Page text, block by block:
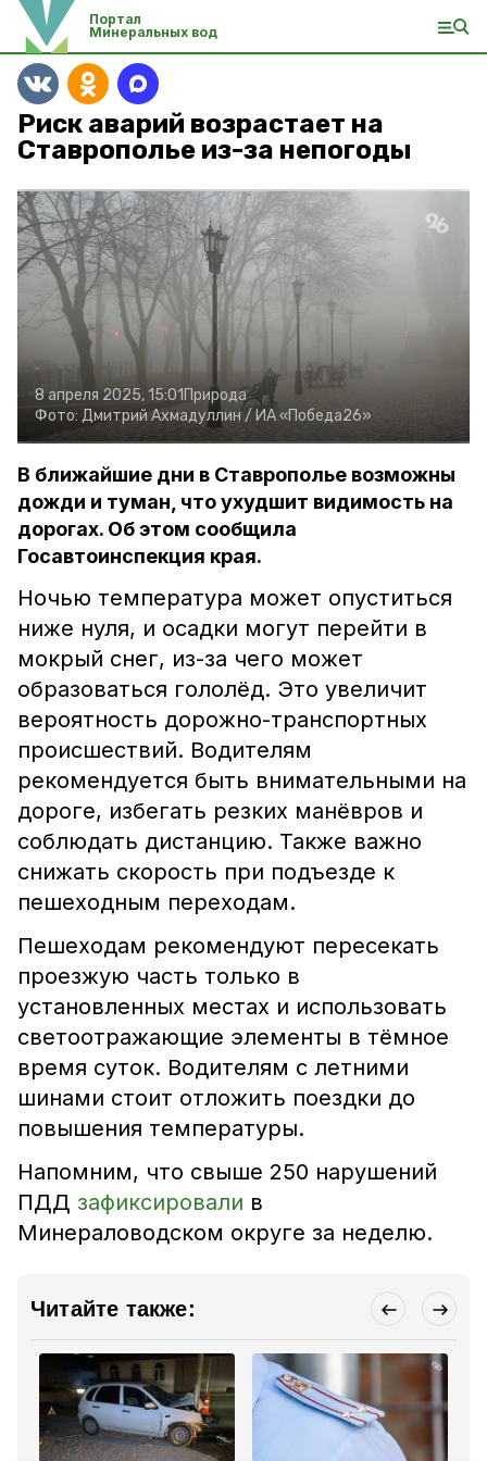
Портал
Минеральных вод
Риск аварий возрастает на
Ставрополье из-за непогоды
8 апреля 2025, 15:01 Природа
Фото: Дмитрий Ахмадуллин / ИА «Победа26»
В ближайшие дни в Ставрополье возможны
дожди и туман, что ухудшит видимость на
дорогах. Об этом сообщила
Госавтоинспекция края.
Ночью температура может опуститься
ниже нуля, и осадки могут перейти в
мокрый снег, из-за чего может
образоваться гололёд. Это увеличит
вероятность дорожно-транспортных
происшествий. Водителям
рекомендуется быть внимательными на
дороге, избегать резких манёвров и
соблюдать дистанцию. Также важно
снижать скорость при подъезде к
пешеходным переходам.
Пешеходам рекомендуют пересекать
проезжую часть только в
установленных местах и использовать
светоотражающие элементы в тёмное
время суток. Водителям с летними
шинами стоит отложить поездки до
повышения температуры.
Напомним, что свыше 250 нарушений
ПДД зафиксировали в
Минераловодском округе за неделю.
Читайте также: